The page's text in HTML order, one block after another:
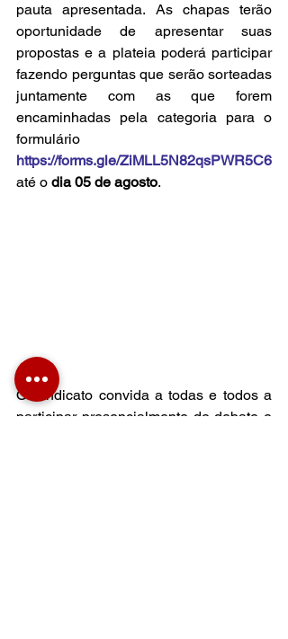
pauta apresentada. As chapas terão
oportunidade de apresentar suas
propostas e a plateia poderá participar
fazendo perguntas que serão sorteadas
juntamente com as que forem
encaminhadas pela categoria para o
https://forms.gle/ZiMLL5N82qsPWR5C6
até o dia 05 de agosto.
O Sindicato convida a todas e todos a
participar presencialmente do debate e